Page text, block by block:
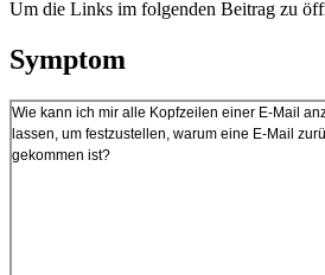
Um die Links im folgenden Beitrag zu
Symptom